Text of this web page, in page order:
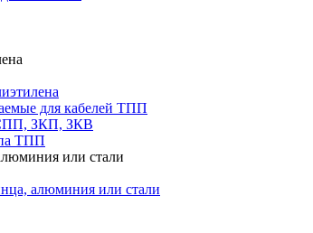
для кабелей ТПП
ЗКП, ЗКВ
ТПП
или стали
алюминия или стали